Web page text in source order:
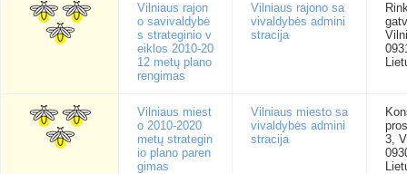
Vilniaus rajon
o savivaldybė
s strateginio v
eiklos 2010-20
12 metų plano
rengimas
Vilniaus rajono sa
vivaldybės admini
stracija
Vilniaus miest
o 2010-2020
metų strategin
io plano paren
gimas
Vilniaus miesto sa
vivaldybės admini
stracija
3,